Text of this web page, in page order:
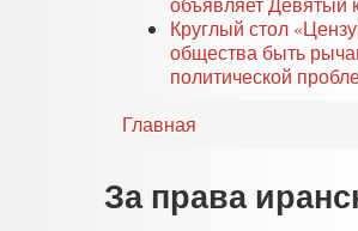
Круглый стол
общества быть
политической
Главная
За права